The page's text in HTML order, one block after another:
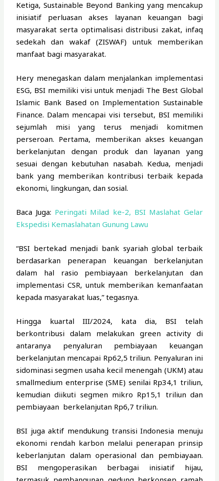
Ketiga, Sustainable Beyond Banking yang mencakup
inisiatif perluasan akses layanan keuangan bagi
masyarakat serta optimalisasi distribusi zakat, infaq
sedekah dan wakaf (ZISWAF) untuk memberikan
manfaat bagi masyarakat.
Hery menegaskan dalam menjalankan implementasi
ESG, BSI memiliki visi untuk menjadi The Best Global
Islamic Bank Based on Implementation Sustainable
Finance. Dalam mencapai visi tersebut, BSI memiliki
sejumlah misi yang terus menjadi komitmen
perseroan. Pertama, memberikan akses keuangan
berkelanjutan dengan produk dan layanan yang
sesuai dengan kebutuhan nasabah. Kedua, menjadi
bank yang memberikan kontribusi terbaik kepada
ekonomi, lingkungan, dan sosial.
Baca Juga: Peringati Milad ke-2, BSI Maslahat Gelar
Ekspedisi Kemaslahatan Gunung Lawu
“BSI bertekad menjadi bank syariah global terbaik
berdasarkan penerapan keuangan berkelanjutan
dalam hal rasio pembiayaan berkelanjutan dan
implementasi CSR, untuk memberikan kemanfaatan
kepada masyarakat luas,” tegasnya.
Hingga kuartal III/2024, kata dia, BSI telah
berkontribusi dalam melakukan green activity di
antaranya penyaluran pembiayaan keuangan
berkelanjutan mencapai Rp62,5 triliun. Penyaluran ini
sidominasi segmen usaha kecil menengah (UKM) atau
smallmedium enterprise (SME) senilai Rp34,1 triliun,
kemudian diikuti segmen mikro Rp15,1 triliun dan
pembiayaan berkelanjutan Rp6,7 triliun.
BSI juga aktif mendukung transisi Indonesia menuju
ekonomi rendah karbon melalui penerapan prinsip
keberlanjutan dalam operasional dan pembiayaan.
BSI mengoperasikan berbagai inisiatif hijau,